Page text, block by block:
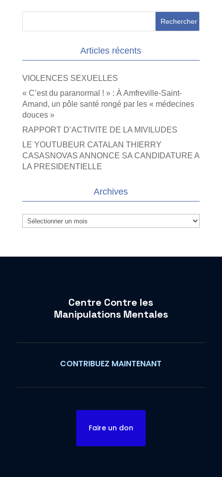
Articles récents
VIOLENCES SEXUELLES
« C’est du paranormal ! » : À Amfreville-Saint-
Amand, un pôle santé rongé par les « médecines
douces »
RAPPORT D’ACTIVITE DE LA MIVILUDES
LE YOUTUBEUR CATALAN THIERRY
CASASNOVAS ANNONCE SA CANDIDATURE A
LA PRESIDENTIELLE
Archives
Archives
Centre Contre les
Manipulations Mentales
CONTRIBUEZ MAINTENANT
Faire un don